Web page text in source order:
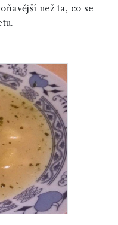
než ta, co se